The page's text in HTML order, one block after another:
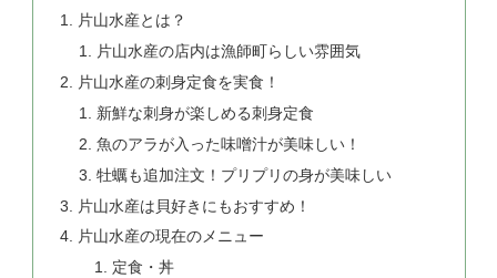
片山水産とは？
片山水産の店内は漁師町らしい雰囲気
片山水産の刺身定食を実食！
新鮮な刺身が楽しめる刺身定食
魚のアラが入った味噌汁が美味しい！
牡蠣も追加注文！プリプリの身が美味しい
片山水産は貝好きにもおすすめ！
片山水産の現在のメニュー
定食・丼